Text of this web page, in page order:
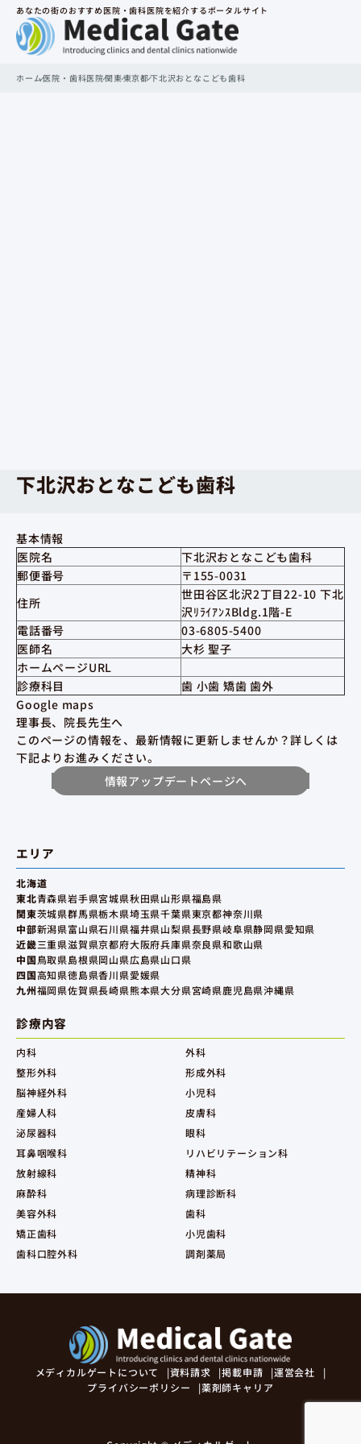
あなたの街のおすすめ医院・歯科医院を紹介するポータルサイト
ホーム医院・歯科医院関東東京都下北沢おとなこども歯科
下北沢おとなこども歯科
基本情報
医院名
下北沢おとなこども歯科
郵便番号
〒155-0031
住所
世田谷区北沢2丁目22-10 下北
沢ﾘﾗｲｱﾝｽBldg.1階-E
電話番号
03-6805-5400
医師名
大杉 聖子
ホームページURL
診療科目
歯 小歯 矯歯 歯外
Google maps
理事長、院長先生へ
このページの情報を、最新情報に更新しませんか？詳しくは
下記よりお進みください。
情報アップデートページへ
エリア
北海道
東北青森県岩手県宮城県秋田県山形県福島県
関東茨城県群馬県栃木県埼玉県千葉県東京都神奈川県
中部新潟県富山県石川県福井県山梨県長野県岐阜県静岡県愛知県
近畿三重県滋賀県京都府大阪府兵庫県奈良県和歌山県
中国鳥取県島根県岡山県広島県山口県
四国高知県徳島県香川県愛媛県
九州福岡県佐賀県長崎県熊本県大分県宮崎県鹿児島県沖縄県
診療内容
内科
外科
整形外科
形成外科
脳神経外科
小児科
産婦人科
皮膚科
泌尿器科
眼科
耳鼻咽喉科
リハビリテーション科
放射線科
精神科
麻酔科
病理診断科
美容外科
歯科
矯正歯科
小児歯科
歯科口腔外科
調剤薬局
メディカルゲートについて 資料請求 掲載申請
運営会社
プライバシーポリシー
薬剤師キャリア